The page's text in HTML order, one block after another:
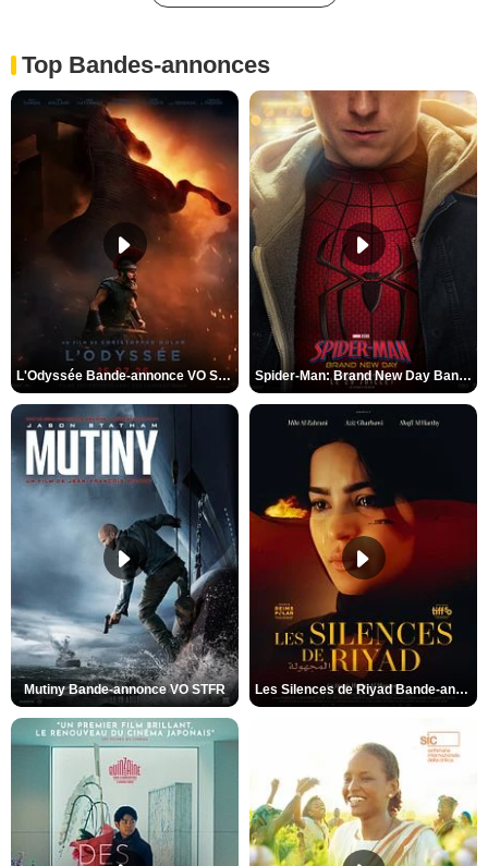
Top Bandes-annonces
L'Odyssée Bande-annonce VO STFR Spider-Man: Brand New Day Bande-annonce VO STFR
Mutiny Bande-annonce VO STFR Les Silences de Riyad Bande-annonce VO STFR